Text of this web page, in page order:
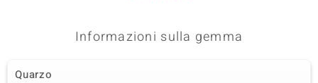
Informazioni sulla gemma
Quarzo